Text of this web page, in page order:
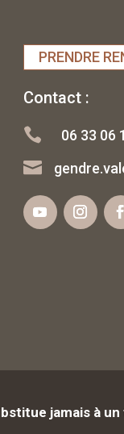
PRENDRE
Contact :
 06 33 06

jamais à